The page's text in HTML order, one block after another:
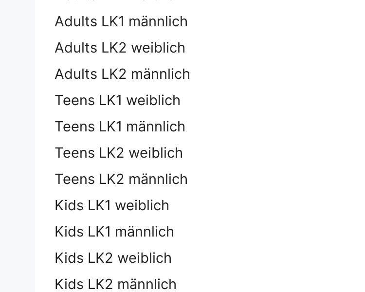
Adults LK1 männlich
Adults LK2 weiblich
Adults LK2 männlich
Teens LK1 weiblich
Teens LK1 männlich
Teens LK2 weiblich
Teens LK2 männlich
Kids LK1 weiblich
Kids LK1 männlich
Kids LK2 weiblich
Kids LK2 männlich